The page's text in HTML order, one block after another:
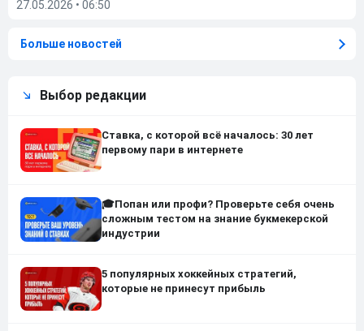
27.05.2026 • 06:50
Больше новостей
Выбор редакции
Ставка, с которой всё началось: 30 лет
первому пари в интернете
🎓Попан или профи? Проверьте себя очень
сложным тестом на знание букмекерской
индустрии
5 популярных хоккейных стратегий,
которые не принесут прибыль